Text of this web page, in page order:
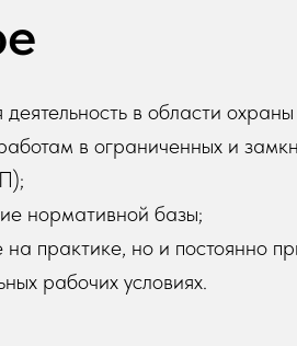
в области
в ограниченных и
нормативной базы;
на практике, но и постоянно
рабочих условиях.